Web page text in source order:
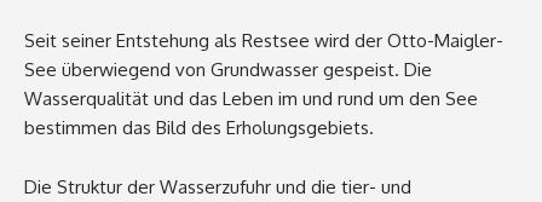
Seit seiner Entstehung als Restsee wird der Otto-Maigler-
See überwiegend von Grundwasser gespeist. Die
Wasserqualität und das Leben im und rund um den See
bestimmen das Bild des Erholungsgebiets.
Die Struktur der Wasserzufuhr und die tier- und